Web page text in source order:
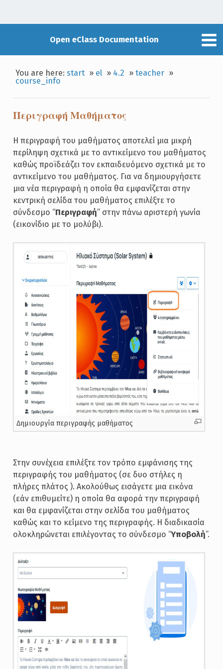
Open eClass Documentation
You are here:start » el » 4.2 »teacher »
course_info
Περιγραφή Μαθήματος
Η περιγραφή του μαθήματος αποτελεί μια μικρή
περίληψη σχετικά με το αντικείμενο του μαθήματος
καθώς προϊδεάζει τον εκπαιδευόμενο σχετικά με το
αντικείμενο του μαθήματος. Για να δημιουργήσετε
μια νέα περιγραφή η οποία θα εμφανίζεται στην
κεντρική σελίδα του μαθήματος επιλέξτε το
σύνδεσμο “Περιγραφή” στην πάνω αριστερή γωνία
(εικονίδιο με το μολύβι).
Δημιουργία περιγραφής μαθήματος
Στην συνέχεια επιλέξτε τον τρόπο εμφάνισης της
περιγραφής του μαθήματος (σε δυο στήλες η
πλήρες πλάτος ). Ακολούθως εισάγετε μια εικόνα
(εάν επιθυμείτε) η οποία θα αφορά την περιγραφή
και θα εμφανίζεται στην σελίδα του μαθήματος
καθώς και το κείμενο της περιγραφής. Η διαδικασία
ολοκληρώνεται επιλέγοντας το σύνδεσμο “Υποβολή”.